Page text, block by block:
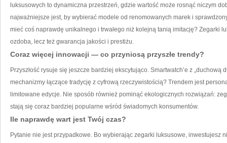
luksusowych to dynamiczna przestrzeń, gdzie wartość może rosnąć niczym
najważniejsze jest, by wybierać modele od renomowanych marek i
mieć coś naprawdę unikalnego i trwałego niż kolejną tanią imitację? Zegarki
ozdoba, lecz też gwarancja jakości i prestiżu.
Coraz więcej innowacji — co przyniosą przyszłe trendy?
Przyszłość rysuje się jeszcze bardziej ekscytująco. Smartwatch’e z „duchową
mechanizmy łączące tradycję z cyfrową rzeczywistością? Trendem jest
limitowane edycje. Nie sposób również pominąć ekologicznych rozwiązań:
stają się coraz bardziej popularne wśród świadomych konsumentów.
Ile naprawdę wart jest Twój czas?
Pytanie nie jest przypadkowe. Bo wybierając zegarki luksusowe, inwestujesz